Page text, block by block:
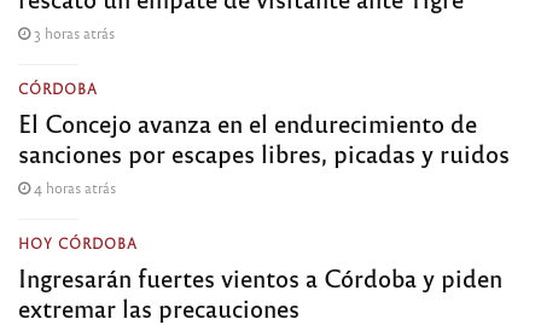
3 horas atrás
CÓRDOBA
El Concejo avanza en el endurecimiento de
sanciones por escapes libres, picadas y ruidos
4 horas atrás
HOY CÓRDOBA
Ingresarán fuertes vientos a Córdoba y piden
extremar las precauciones